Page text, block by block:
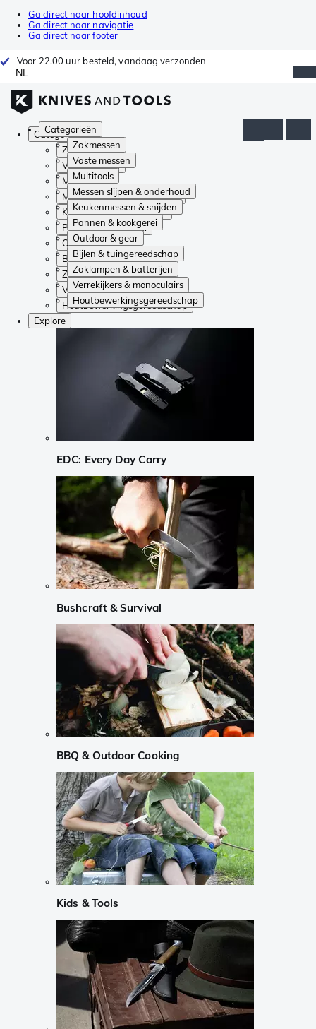
Ga direct naar hoofdinhoud
Ga direct naar navigatie
Ga direct naar footer
Voor 22.00 uur besteld, vandaag verzonden
NL
Categorieën
Zakmessen
Vaste messen
Multitools
Messen slijpen & onderhoud
Keukenmessen & snijden
Pannen & kookgerei
Outdoor & gear
Bijlen & tuingereedschap
Zaklampen & batterijen
Verrekijkers & monoculairs
Houtbewerkingsgereedschap
Categorieën
Zakmessen
Vaste messen
Multitools
Messen slijpen & onderhoud
Keukenmessen & snijden
Pannen & kookgerei
Outdoor & gear
Bijlen & tuingereedschap
Zaklampen & batterijen
Verrekijkers & monoculairs
Houtbewerkingsgereedschap
Explore
EDC: Every Day Carry
Bushcraft & Survival
BBQ & Outdoor Cooking
Kids & Tools